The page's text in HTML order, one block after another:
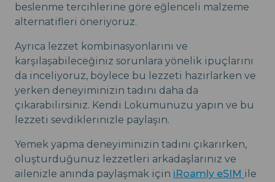
beslenme tercihlerine göre eğlenceli malzeme
alternatifleri öneriyoruz.
Ayrıca lezzet kombinasyonlarını ve
karşılaşabileceğiniz sorunlara yönelik ipuçlarını
da inceliyoruz, böylece bu lezzeti hazırlarken ve
yerken deneyiminizin tadını daha da
çıkarabilirsiniz. Kendi Lokumunuzu yapın ve bu
lezzeti sevdiklerinizle paylaşın.
Yemek yapma deneyiminizin tadını çıkarırken,
oluşturduğunuz lezzetleri arkadaşlarınız ve
ailenizle anında paylaşmak için iRoamly eSIM ile